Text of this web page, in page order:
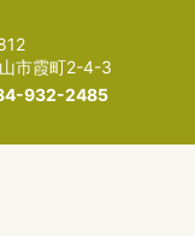
市霞町2-4-3
932-2485